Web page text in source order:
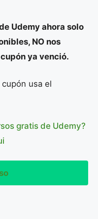
Udemy ahora solo
NO nos
ya venció.
usa el
gratis de Udemy?